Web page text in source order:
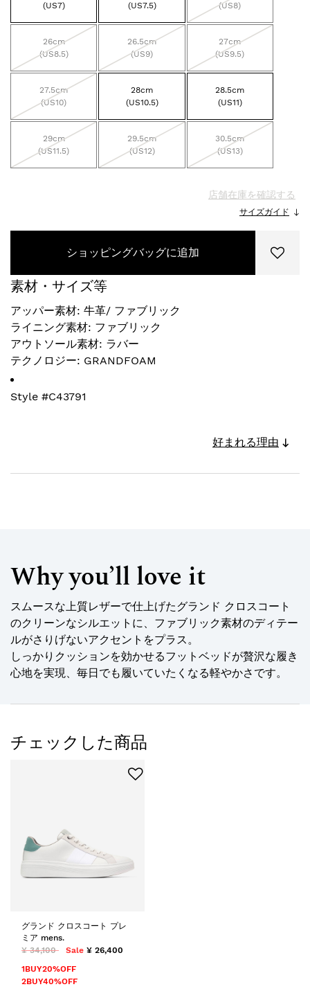
(US7)
(US7.5)
(US8)
26cm
(US8.5)
26.5cm
(US9)
27cm
(US9.5)
27.5cm
(US10)
28cm
(US10.5)
28.5cm
(US11)
29cm
(US11.5)
29.5cm
(US12)
30.5cm
(US13)
店舗在庫を確認する
サイズガイド
ショッピングバッグに追加
素材・サイズ等
アッパー素材: 牛革/ ファブリック
ライニング素材: ファブリック
アウトソール素材: ラバー
テクノロジー: GRANDFOAM
Style #C43791
好まれる理由
Why you’ll love it
スムースな上質レザーで仕上げたグランド クロスコート
のクリーンなシルエットに、ファブリック素材のディテー
ルがさりげないアクセントをプラス。
しっかりクッションを効かせるフットベッドが贅沢な履き
心地を実現、毎日でも履いていたくなる軽やかさです。
チェックした商品
グランド クロスコート プレ
ミア mens.
¥ 34,100
Sale ¥ 26,400
1BUY20%OFF
2BUY40%OFF